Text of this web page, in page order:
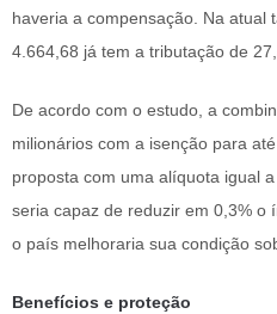
haveria a compensação. Na atual
4.664,68 já tem a tributação de
De acordo com o estudo, a
milionários com a isenção para
proposta com uma alíquota igual
seria capaz de reduzir em 0,3% o
o país melhoraria sua condição
Benefícios e proteção